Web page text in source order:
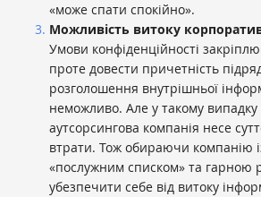
«може спати спокійно».
Можливість витоку
Умови конфіденційності
проте довести причетність
розголошення внутрішньої
неможливо. Але у такому
аутсорсингова компанія несе
втрати. Тож обираючи компанію
«послужним списком» та гарною
убезпечити себе від витоку